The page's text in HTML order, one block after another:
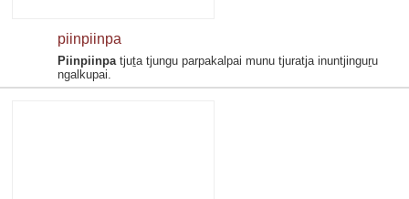
piinpiinpa
Piinpiinpa tjuṯa tjungu parpakalpai munu tjuratja inuntjinguṟu
ngalkupai.